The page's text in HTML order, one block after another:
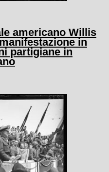
americano Willis
in
partigiane in